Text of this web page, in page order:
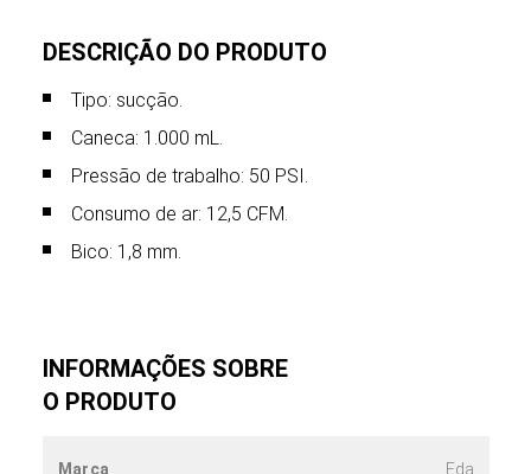
DESCRIÇÃO DO PRODUTO
Tipo: sucção.
Caneca: 1.000 mL.
Pressão de trabalho: 50 PSI.
Consumo de ar: 12,5 CFM.
Bico: 1,8 mm.
INFORMAÇÕES SOBRE
O PRODUTO
Marca Eda